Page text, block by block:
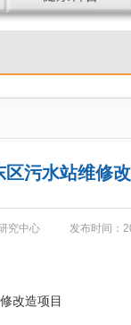
污水站维修
究中心 发布时间：
改造项目